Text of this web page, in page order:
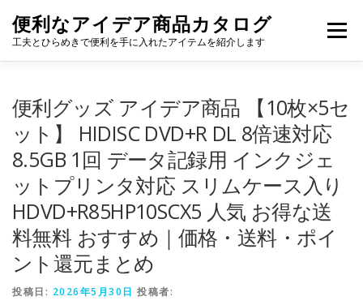
便利なアイデア商品カタログ
工夫とひらめきで便利を手に入れたアイテムを紹介します
メニュー
便利グッズ アイデア商品 【10枚×5セ
ット】 HIDISC DVD+R DL 8倍速対応
8.5GB 1回 データ記録用 インクジェ
ットプリンタ対応 スリムケース入り
HDVD+R85HP10SCX5 人気 お得な送
料無料 おすすめ｜価格・送料・ポイ
ント還元まとめ
投稿日: 2026年5月30日 投稿者: